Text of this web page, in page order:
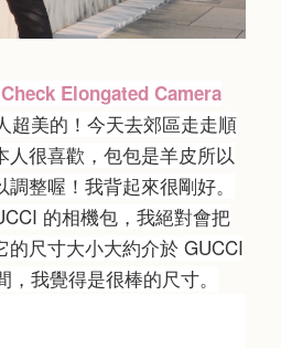
Elongated Camera
超美的！今天去郊區走走順
人很喜歡，包包是羊皮所以
整喔！我背起來很剛好。
的相機包，我絕對會把
的尺寸大小大約介於 GUCCI
我覺得是很棒的尺寸。